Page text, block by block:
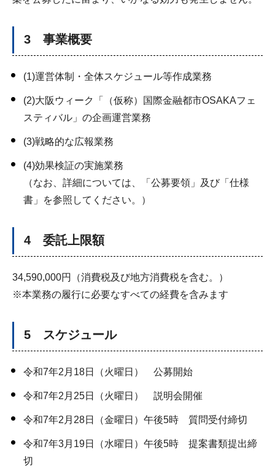
3 事業概要
(1)運営体制・全体スケジュール等作成業務
(2)大阪ウィーク「（仮称）国際金融都市OSAKAフェ
スティバル」の企画運営業務
(3)戦略的な広報業務
(4)効果検証の実施業務
（なお、詳細については、「公募要領」及び「仕様
書」を参照してください。）
4 委託上限額
34,590,000円（消費税及び地方消費税を含む。）
※本業務の履行に必要なすべての経費を含みます
5 スケジュール
令和7年2月18日（火曜日） 公募開始
令和7年2月25日（火曜日） 説明会開催
令和7年2月28日（金曜日）午後5時 質問受付締切
令和7年3月19日（水曜日）午後5時 提案書類提出締
切